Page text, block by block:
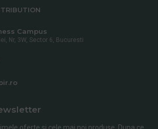
Campus
Nr, 3W, Sector 6, Bucuresti
oferte si cele mai noi produse. Dupa ce